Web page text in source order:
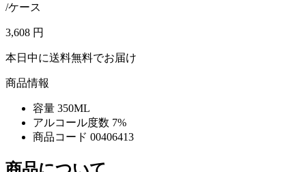
/ケース
3,608 円
本日中に送料無料でお届け
商品情報
容量 350ML
アルコール度数 7%
商品コード 00406413